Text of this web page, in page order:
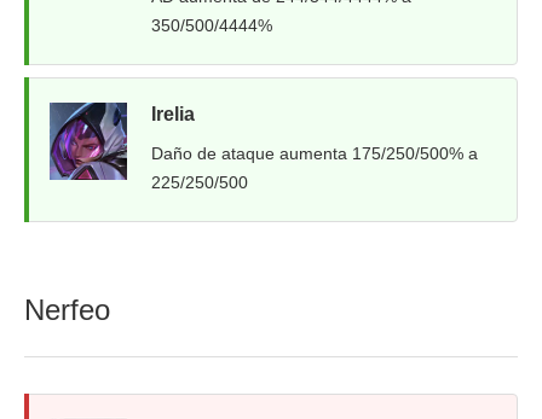
350/500/4444%
Irelia
Daño de ataque aumenta 175/250/500% a
225/250/500
Nerfeo